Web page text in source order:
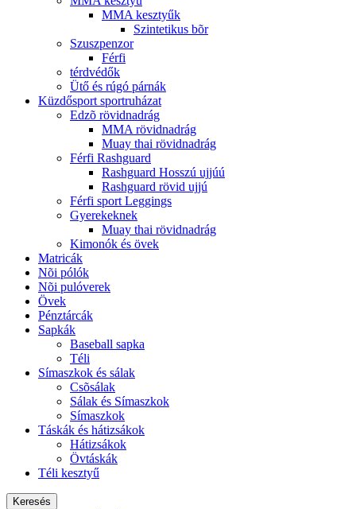
MMA kesztyűk
Szintetikus bõr
Szuszpenzor
Férfi
térdvédők
Ütő és rúgó párnák
Küzdősport sportruházat
Edzõ rövidnadrág
MMA rövidnadrág
Muay thai rövidnadrág
Férfi Rashguard
Rashguard Hosszú ujjúú
Rashguard rövid ujjú
Férfi sport Leggings
Gyerekeknek
Muay thai rövidnadrág
Kimonók és övek
Matricák
Nõi pólók
Nõi pulóverek
Övek
Pénztárcák
Sapkák
Baseball sapka
Téli
Símaszkok és sálak
Csõsálak
Sálak és Símaszkok
Símaszkok
Táskák és hátizsákok
Hátizsákok
Övtáskák
Téli kesztyű
Keresés